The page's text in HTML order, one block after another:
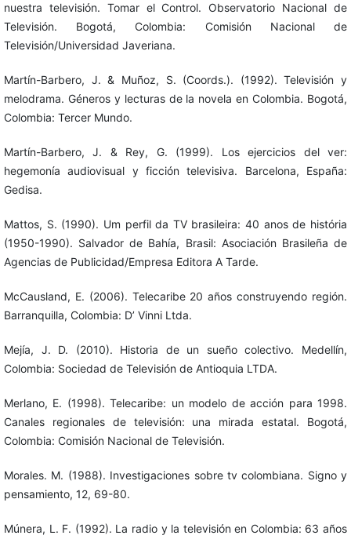
nuestra televisión. Tomar el Control. Observatorio Nacional de
Televisión. Bogotá, Colombia: Comisión Nacional de
Televisión/Universidad Javeriana.
Martín-Barbero, J. & Muñoz, S. (Coords.). (1992). Televisión y
melodrama. Géneros y lecturas de la novela en Colombia. Bogotá,
Colombia: Tercer Mundo.
Martín-Barbero, J. & Rey, G. (1999). Los ejercicios del ver:
hegemonía audiovisual y ficción televisiva. Barcelona, España:
Gedisa.
Mattos, S. (1990). Um perfil da TV brasileira: 40 anos de história
(1950-1990). Salvador de Bahía, Brasil: Asociación Brasileña de
Agencias de Publicidad/Empresa Editora A Tarde.
McCausland, E. (2006). Telecaribe 20 años construyendo región.
Barranquilla, Colombia: D’ Vinni Ltda.
Mejía, J. D. (2010). Historia de un sueño colectivo. Medellín,
Colombia: Sociedad de Televisión de Antioquia LTDA.
Merlano, E. (1998). Telecaribe: un modelo de acción para 1998.
Canales regionales de televisión: una mirada estatal. Bogotá,
Colombia: Comisión Nacional de Televisión.
Morales. M. (1988). Investigaciones sobre tv colombiana. Signo y
pensamiento, 12, 69-80.
Múnera, L. F. (1992). La radio y la televisión en Colombia: 63 años